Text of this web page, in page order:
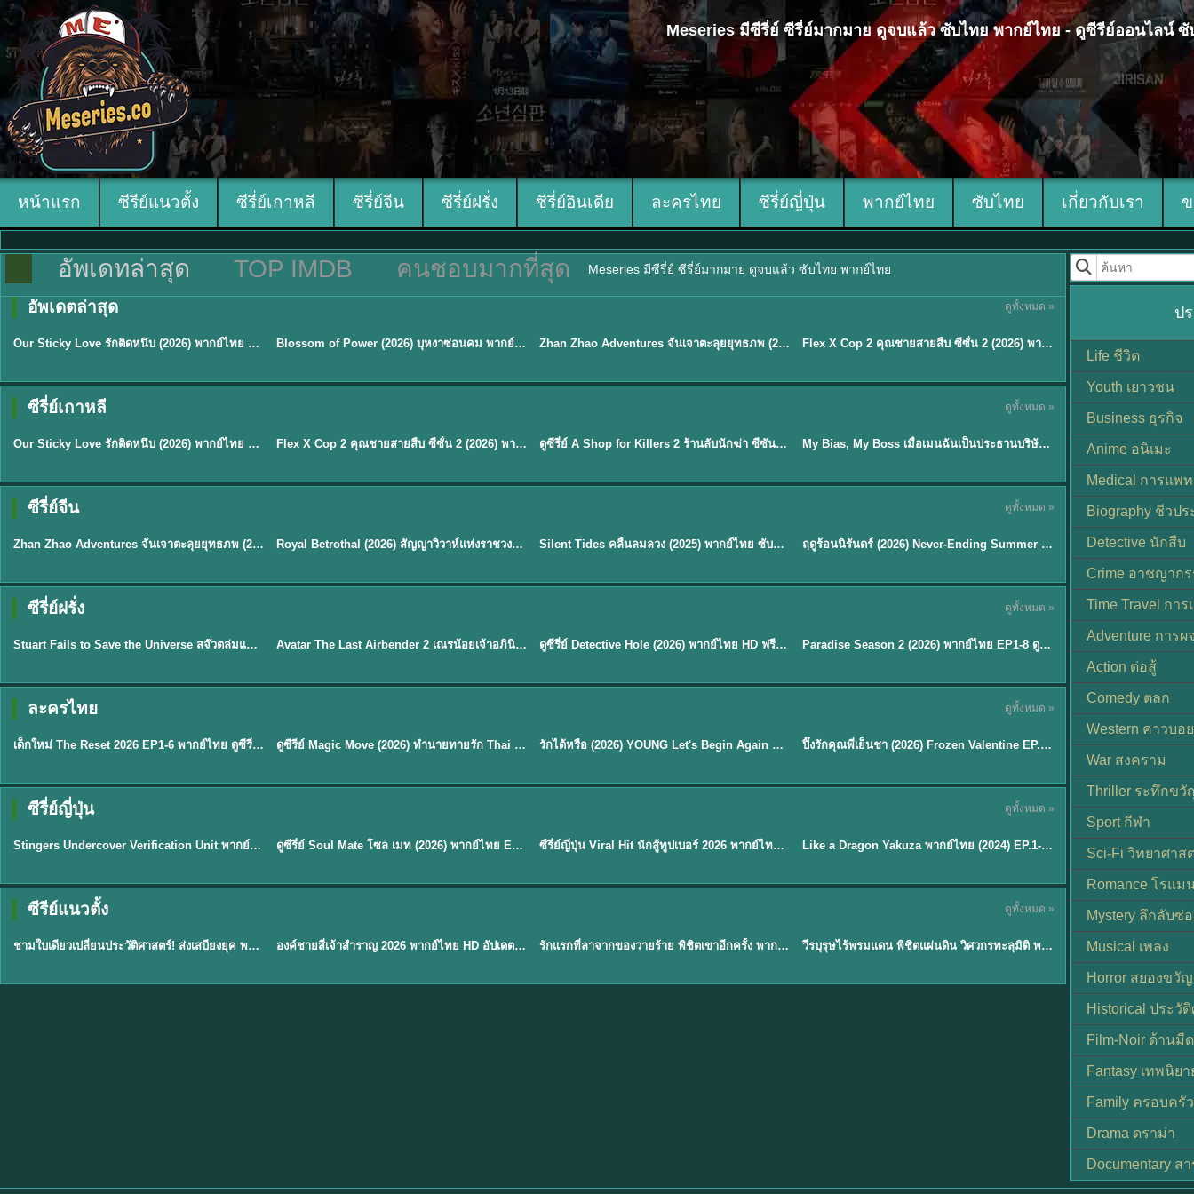
Meseries มีซีรี่ย์ ซีรี่ย์มากมาย ดูจบแล้ว ซับไทย พากย์ไทย - ดูซีรีย์ออนไลน์
หน้าแรก ซีรีย์แนวตั้ง ซีรี่ย์เกาหลี ซีรี่ย์จีน ซีรี่ย์ฝรั่ง ซีรี่ย์อินเดีย ละครไทย ซีรี่ย์ญี่ปุ่น พากย์ไทย ซับไทย เกี่ยวกับเรา
อัพเดทล่าสุด TOP IMDB คนชอบมากที่สุด Meseries มีซีรี่ย์ ซีรี่ย์มากมาย ดูจบแล้ว ซับไทย พากย์ไทย
อัพเดตล่าสุด ดูทั้งหมด »
★6
ซับไทย
Our Sticky Love รักติดหนึบ (2026) พากย์ไทย ซับไทย EP.1-12 Blossom of Power (2026) บุหงาซ่อนคม พากย์ไทย ซับไทย EP1-36 ★5 Zhan Zhao Adventures จั่นเจาตะลุยยุทธภพ (2026) พากย์ไทย ซับไทย EP.1-37 (จบ) ★8 Flex X Cop 2 คุณชายสายสืบ ซีซั่น 2 (2026) พากย์ไทย ซับไทย EP.1-14
ซีรี่ย์เกาหลี ดูทั้งหมด »
★6
ซับไทย
Our Sticky Love รักติดหนึบ (2026) พากย์ไทย ซับไทย EP.1-12 ★8 Flex X Cop 2 คุณชายสายสืบ ซีซั่น 2 (2026) พากย์ไทย ซับไทย EP.1-14 ★8 EP.16ดูซีรี่ย์ A Shop for Killers 2 ร้านลับนักฆ่า ซีซัน 2 (2026) ซับไทย-พากย์ไทย My Bias, My Boss เมื่อเมนฉันเป็นประธานบริษัท (2026) พากย์ไทย ซับไทย EP.1-12
ซีรี่ย์จีน ดูทั้งหมด »
★5
พากย์ไทย
Zhan Zhao Adventures จั่นเจาตะลุยยุทธภพ (2026) พากย์ไทย ซับไทย EP.1-37 (จบ) ★9 Royal Betrothal (2026) สัญญาวิวาห์แห่งราชวงศ์ พากย์ไทย ซับไทย EP1-32 ★9.5 Silent Tides คลื่นลมลวง (2025) พากย์ไทย ซับไทย EP.1-31 ★8.8 ฤดูร้อนนิรันดร์ (2026) Never-Ending Summer พากย์ไทย EP.1-29
ซีรี่ย์ฝรั่ง ดูทั้งหมด »
★9.3
พากย์ไทย
Stuart Fails to Save the Universe สจ๊วตล่มแผนกู้จักรวาล (2026) พากย์ไทย ซับไทย EP.1-10 ★7.8 EP.7Avatar The Last Airbender 2 เณรน้อยเจ้าอภินิหาร พากย์ไทย EP.9ดูซีรี่ย์ Detective Hole (2026) พากย์ไทย HD ฟรี อัปเดตล่าสุด Netflix EP.8Paradise Season 2 (2026) พากย์ไทย EP1-8 ดูซีรี่ย์ฝรั่ง HD ครบทุกตอน
ละครไทย ดูทั้งหมด »
★ 8 EP.6
พากย์ไทย
เด็กใหม่ The Reset 2026 EP1-6 พากย์ไทย ดูซีรี่ย์ Netflix ล่าสุด HD ดูซีรีย์ Magic Move (2026) ทำนายทายรัก Thai EP.1-10 HD รักได้หรือ (2026) YOUNG Let's Begin Again พากย์ไทย EP.1-19 ★8 ปิ๊งรักคุณพี่เย็นชา (2026) Frozen Valentine EP.1-10 (จบ)
ซีรี่ย์ญี่ปุ่น ดูทั้งหมด »
EP.11
พากย์ไทย
Stingers Undercover Verification Unit พากย์ไทย EP1-11 HD ฟรี ★8 EP.8ดูซีรี่ย์ Soul Mate โซล เมท (2026) พากย์ไทย EP.1-8 (จบ) ★7.9 EP.6ซีรี่ย์ญี่ปุ่น Viral Hit นักสู้ทูปเบอร์ 2026 พากย์ไทย EP.1-6 ★7 EP.6Like a Dragon Yakuza พากย์ไทย (2024) EP.1-6 (จบ)
ซีรีย์แนวตั้ง ดูทั้งหมด »
EP.1
พากย์ไทย
ชามใบเดียวเปลี่ยนประวัติศาสตร์! ส่งเสบียงยุค พากย์ไทย EP.1องค์ชายสี่เจ้าสำราญ 2026 พากย์ไทย HD อัปเดตล่าสุด ดูออนไลน์ EP.1รักแรกที่ลาจากของวายร้าย พิชิตเขาอีกครั้ง พากย์ไทย EP.1วีรบุรุษไร้พรมแดน พิชิตแผ่นดิน วิศวกรทะลุมิติ พลิกแผ่นดิน
ป
Life ชีวิต
Youth เยาวชน
Business ธุรกิจ
Anime อนิเมะ
Medical การแพ
Biography ชีวปร
Detective นักสืบ
Crime อาชญาก
Time Travel กา
Adventure การ
Action ต่อสู้
Comedy ตลก
Western คาวบอ
War สงคราม
Thriller ระทึกขวั
Sport กีฬา
Sci-Fi วิทยาศาส
Romance โรแม
Mystery ลึกลับซ่
Musical เพลง
Horror สยองขวัญ
Historical ประวั
Film-Noir ด้านมื
Fantasy เทพนิยา
Family ครอบครัว
Drama ดราม่า
Documentary ส